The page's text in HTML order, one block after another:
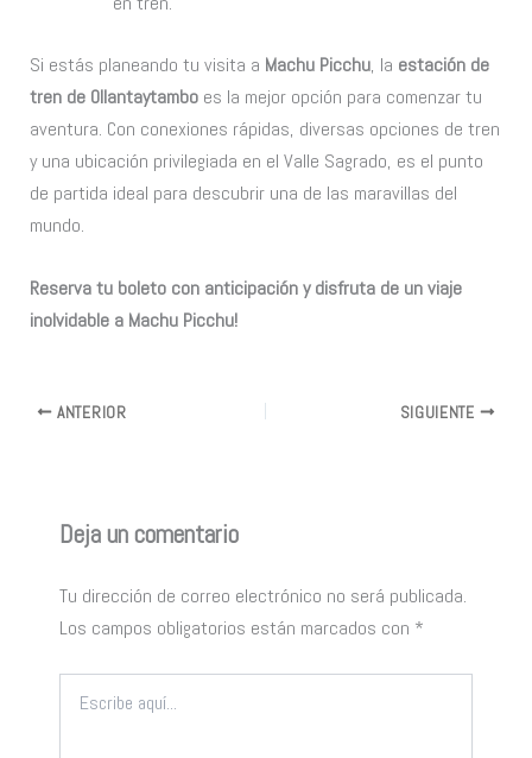
Si estás planeando tu visita a Machu Picchu, la estación de
tren de Ollantaytambo es la mejor opción para comenzar tu
aventura. Con conexiones rápidas, diversas opciones de tren
y una ubicación privilegiada en el Valle Sagrado, es el punto
de partida ideal para descubrir una de las maravillas del
mundo.
Reserva tu boleto con anticipación y disfruta de un viaje
inolvidable a Machu Picchu!
ANTERIOR SIGUIENTE
Deja un comentario
Tu dirección de correo electrónico no será publicada.
Los campos obligatorios están marcados con *
aquí...